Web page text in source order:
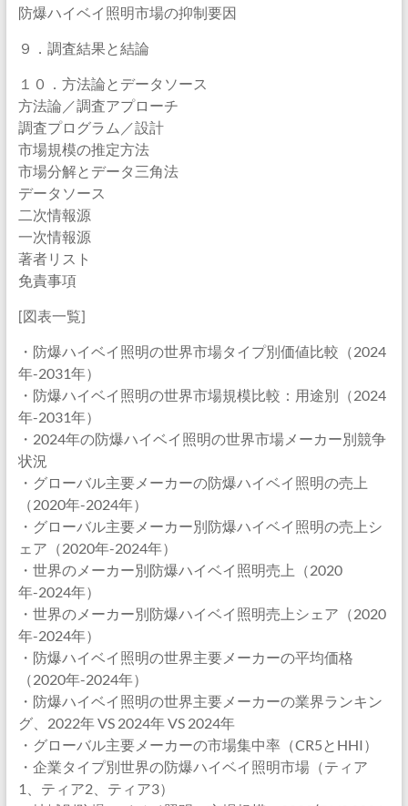
防爆ハイベイ照明市場の抑制要因
９．調査結果と結論
１０．方法論とデータソース
方法論／調査アプローチ
調査プログラム／設計
市場規模の推定方法
市場分解とデータ三角法
データソース
二次情報源
一次情報源
著者リスト
免責事項
[図表一覧]
・防爆ハイベイ照明の世界市場タイプ別価値比較（2024
年-2031年）
・防爆ハイベイ照明の世界市場規模比較：用途別（2024
年-2031年）
・2024年の防爆ハイベイ照明の世界市場メーカー別競争
状況
・グローバル主要メーカーの防爆ハイベイ照明の売上
（2020年-2024年）
・グローバル主要メーカー別防爆ハイベイ照明の売上シ
ェア（2020年-2024年）
・世界のメーカー別防爆ハイベイ照明売上（2020
年-2024年）
・世界のメーカー別防爆ハイベイ照明売上シェア（2020
年-2024年）
・防爆ハイベイ照明の世界主要メーカーの平均価格
（2020年-2024年）
・防爆ハイベイ照明の世界主要メーカーの業界ランキン
グ、2022年 VS 2024年 VS 2024年
・グローバル主要メーカーの市場集中率（CR5とHHI）
・企業タイプ別世界の防爆ハイベイ照明市場（ティア
1、ティア2、ティア3）